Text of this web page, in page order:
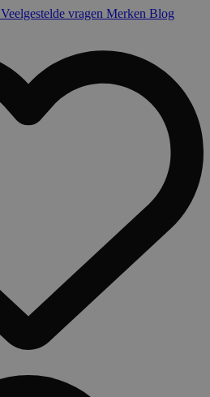
Veelgestelde vragen Merken Blog